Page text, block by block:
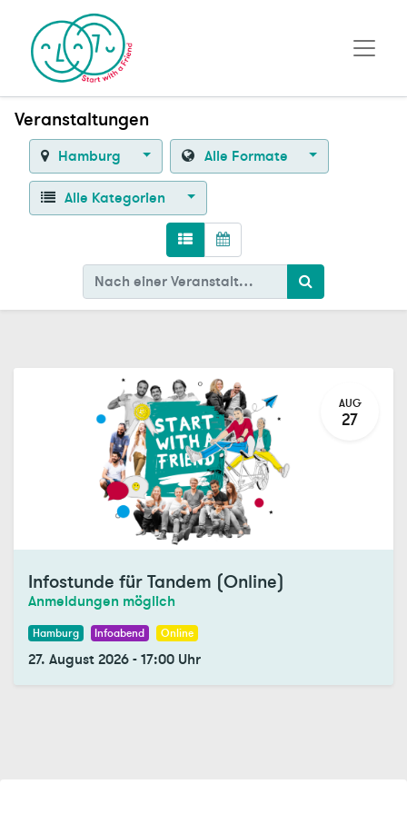
Veranstaltungen
Hamburg Alle Formate
Alle Kategorien
AUG
27
Infostunde für Tandem (Online)
Anmeldungen möglich
Hamburg Infoabend Online
27. August 2026-17:00 Uhr